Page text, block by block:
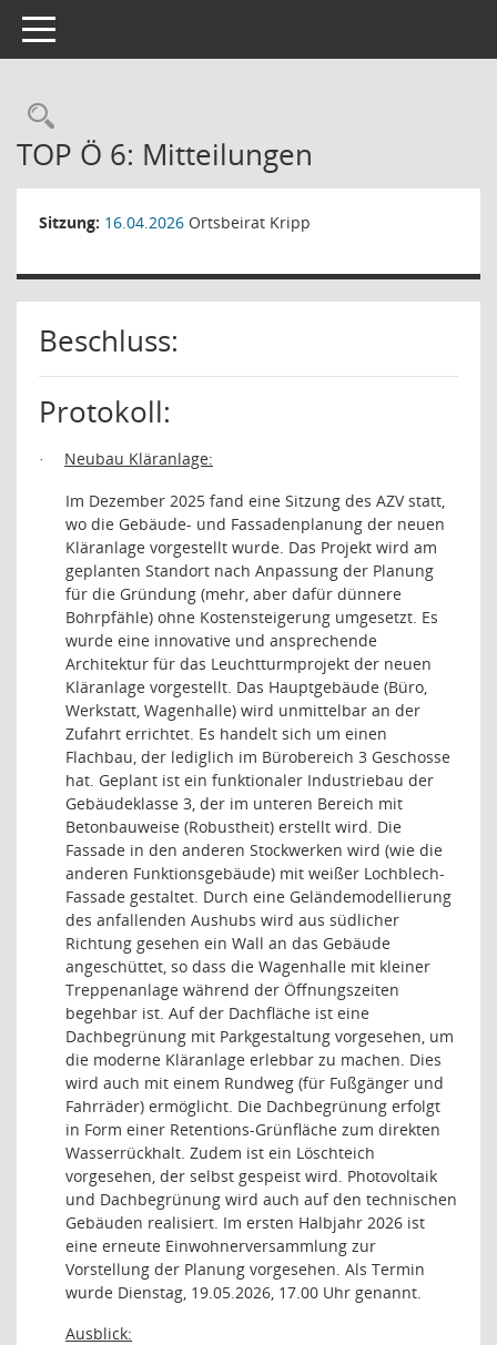
Toggle navigation
Rechercheauswahl
TOP Ö 6: Mitteilungen
Sitzung: 16.04.2026 Ortsbeirat Kripp
Beschluss:
Protokoll:
·
Neubau Kläranlage:
Im Dezember 2025 fand eine Sitzung des AZV statt,
wo die Gebäude- und Fassadenplanung der neuen
Kläranlage vorgestellt wurde. Das Projekt wird am
geplanten Standort nach Anpassung der Planung
für die Gründung (mehr, aber dafür dünnere
Bohrpfähle) ohne Kostensteigerung umgesetzt. Es
wurde eine innovative und ansprechende
Architektur für das Leuchtturmprojekt der neuen
Kläranlage vorgestellt. Das Hauptgebäude (Büro,
Werkstatt, Wagenhalle) wird unmittelbar an der
Zufahrt errichtet. Es handelt sich um einen
Flachbau, der lediglich im Bürobereich 3 Geschosse
hat. Geplant ist ein funktionaler Industriebau der
Gebäudeklasse 3, der im unteren Bereich mit
Betonbauweise (Robustheit) erstellt wird. Die
Fassade in den anderen Stockwerken wird (wie die
anderen Funktionsgebäude) mit weißer Lochblech-
Fassade gestaltet. Durch eine Geländemodellierung
des anfallenden Aushubs wird aus südlicher
Richtung gesehen ein Wall an das Gebäude
angeschüttet, so dass die Wagenhalle mit kleiner
Treppenanlage während der Öffnungszeiten
begehbar ist. Auf der Dachfläche ist eine
Dachbegrünung mit Parkgestaltung vorgesehen, um
die moderne Kläranlage erlebbar zu machen. Dies
wird auch mit einem Rundweg (für Fußgänger und
Fahrräder) ermöglicht. Die Dachbegrünung erfolgt
in Form einer Retentions-Grünfläche zum direkten
Wasserrückhalt. Zudem ist ein Löschteich
vorgesehen, der selbst gespeist wird. Photovoltaik
und Dachbegrünung wird auch auf den technischen
Gebäuden realisiert. Im ersten Halbjahr 2026 ist
eine erneute Einwohnerversammlung zur
Vorstellung der Planung vorgesehen. Als Termin
wurde Dienstag, 19.05.2026, 17.00 Uhr genannt.
Ausblick: